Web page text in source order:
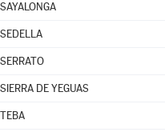
SAYALONGA
SEDELLA
SERRATO
SIERRA DE YEGUAS
TEBA